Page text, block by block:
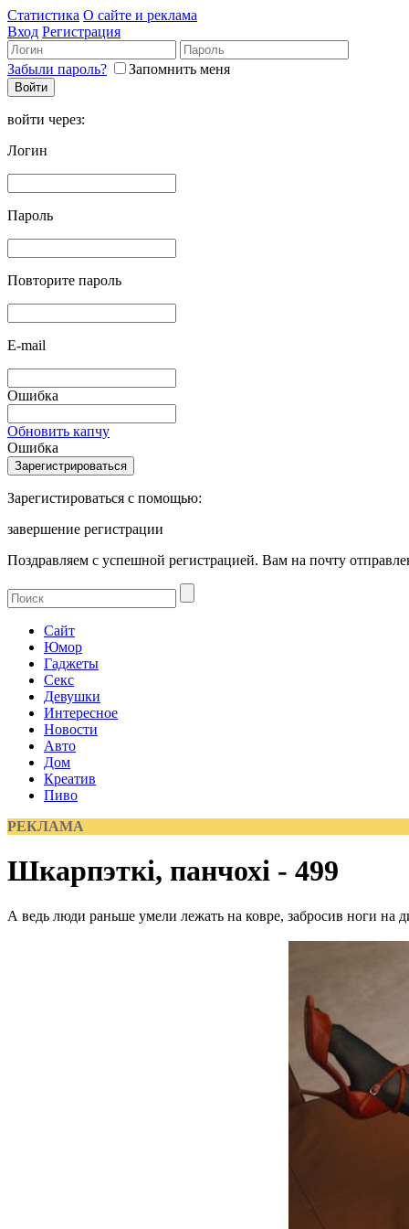
Статистика О сайте и реклама
Вход Регистрация
Забыли пароль? Запомнить меня
войти через:
Логин
Пароль
Повторите пароль
E-mail
Ошибка
Обновить капчу
Ошибка
Зарегистироваться с помощью:
завершение регистрации
Поздравляем с успешной регистрацией. Вам на почту
Сайт
Юмор
Гаджеты
Секс
Девушки
Интересное
Новости
Авто
Дом
Креатив
Пиво
РЕКЛАМА
Шкарпэткі, панчохі - 499
А ведь люди раньше умели лежать на ковре, забросив ноги на